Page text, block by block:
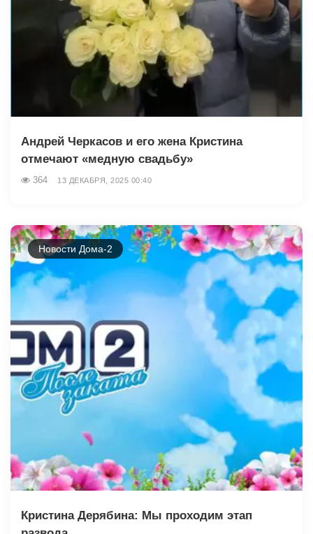
Андрей Черкасов и его жена Кристина
отмечают «медную свадьбу»
364 13 ДЕКАБРЯ, 2025 00:40
Новости Дома-2
Кристина Дерябина: Мы проходим этап